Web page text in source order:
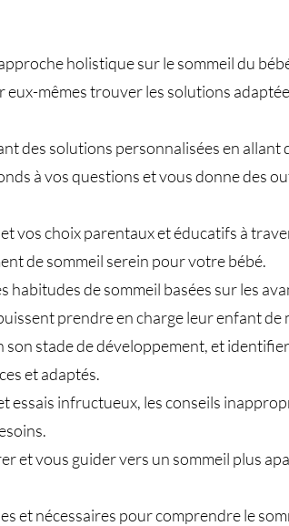
holistique sur le sommeil du
mêmes trouver les solutions
des solutions personnalisées en allant
à vos questions et vous donne des
vos choix parentaux et éducatifs à
de sommeil serein pour votre bébé.
de sommeil basées sur les
prendre en charge leur enfant
stade de développement, et
et adaptés.
essais infructueux, les conseils
et vous guider vers un sommeil plus
et nécessaires pour comprendre le